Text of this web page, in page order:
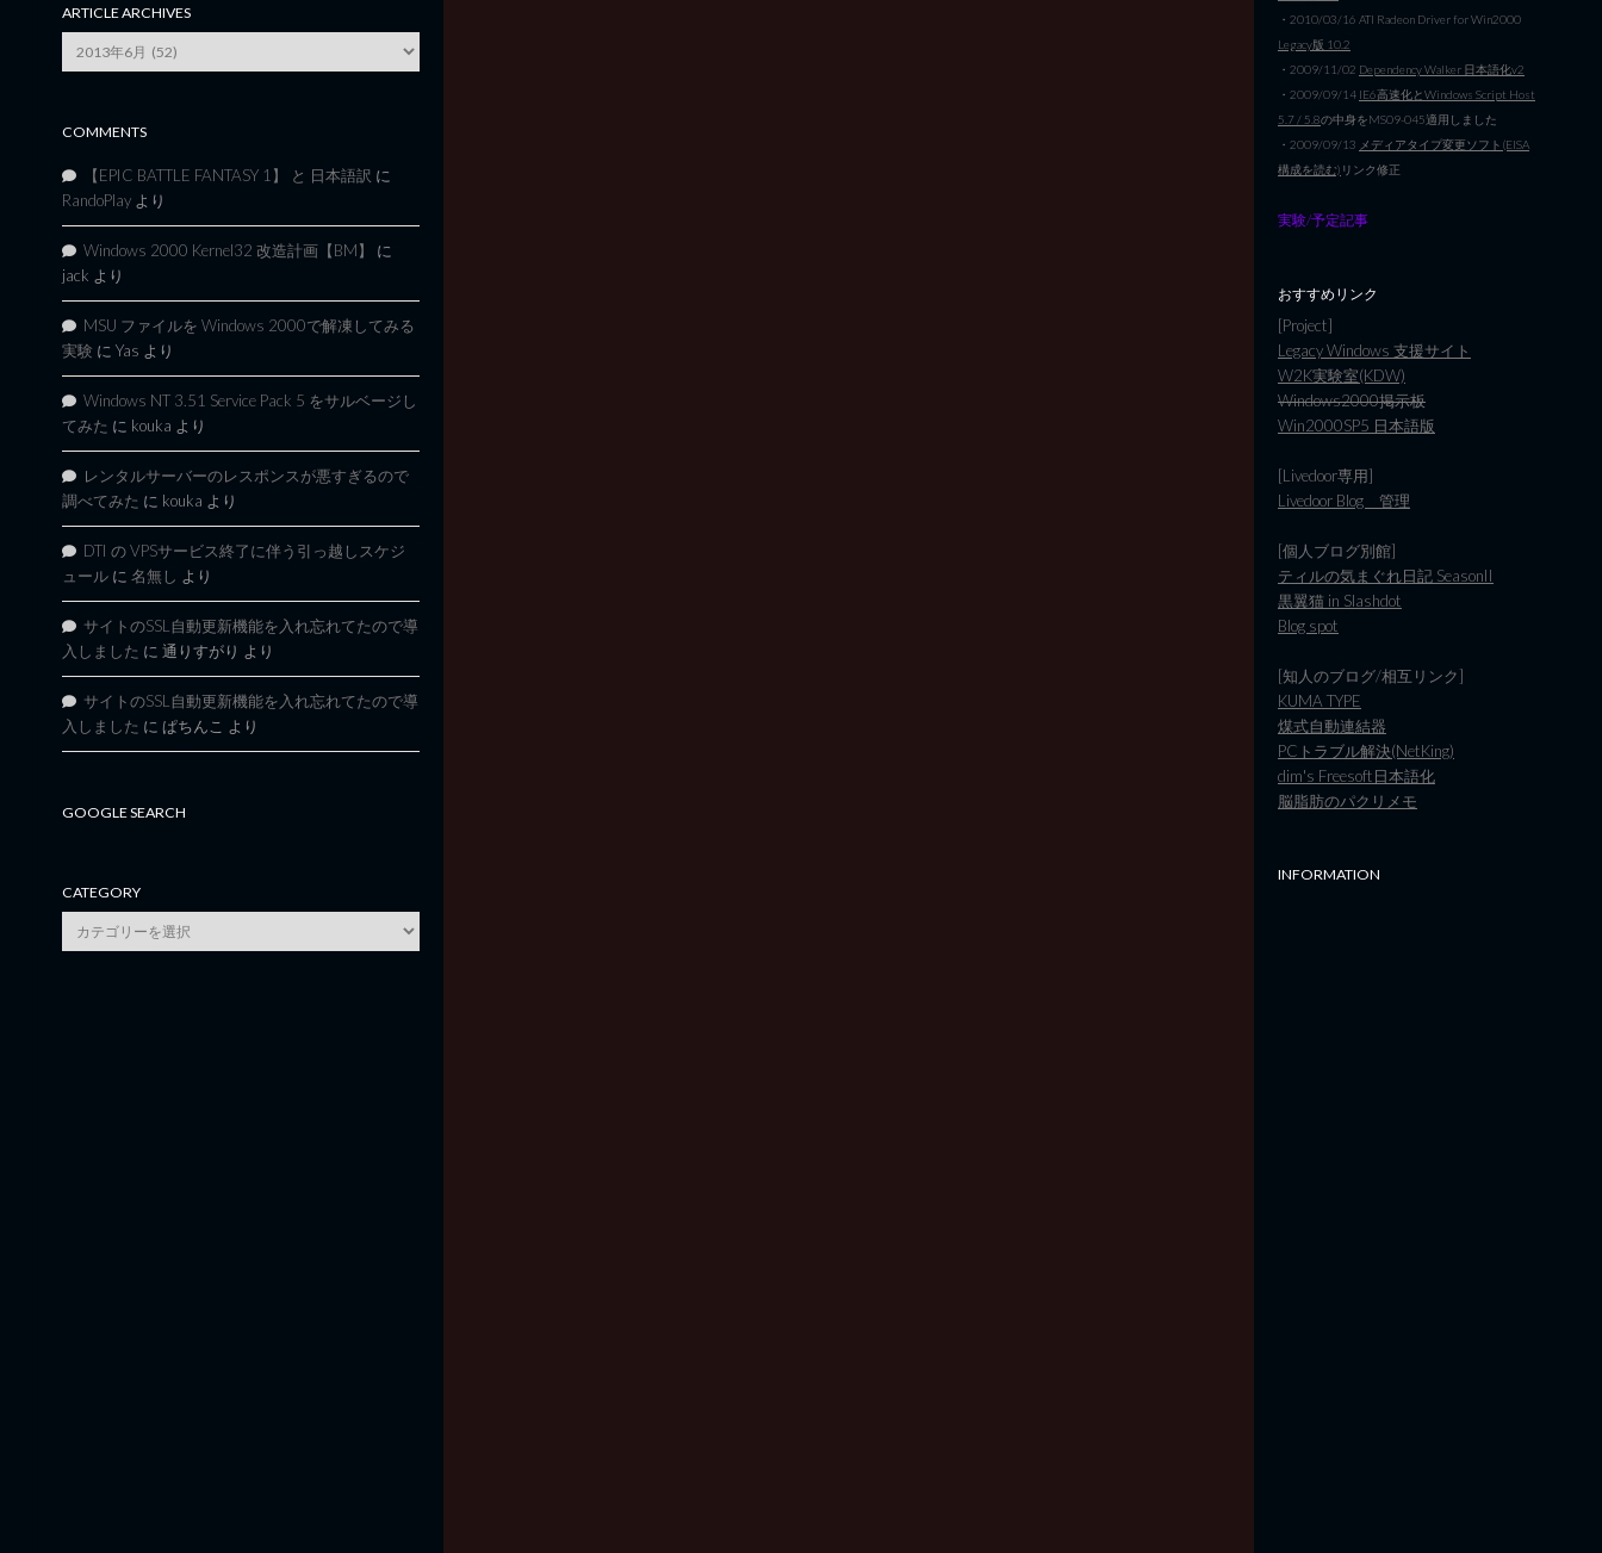
ARTICLE ARCHIVES
Archives
COMMENTS
【EPIC BATTLE FANTASY 1】 と 日本語訳 に
RandoPlay より
Windows 2000 Kernel32 改造計画【BM】
に
jack より
MSU ファイルを Windows 2000で解凍してみる
実験 に Yas より
Windows NT 3.51 Service Pack 5 をサルベージし
てみた に kouka より
レンタルサーバーのレスポンスが悪すぎるので
調べてみた に kouka より
DTI の VPSサービス終了に伴う引っ越しスケジ
ュール に 名無し より
サイトのSSL自動更新機能を入れ忘れてたので導
入しました に 通りすがり より
サイトのSSL自動更新機能を入れ忘れてたので導
入しました に ぱちんこ より
GOOGLE SEARCH
CATEGORY
category
・2010/03/16 ATI Radeon Driver for Win2000
Legacy版 10.2
・2009/11/02 Dependency Walker 日本語化v2
・2009/09/14 IE6高速化とWindows Script Host
5.7 / 5.8の中身をMS09-045適用しました
・2009/09/13 メディアタイプ変更ソフト(EISA
構成を読む) リンク修正
実験/予定記事
おすすめリンク
[Project]
Legacy Windows 支援サイト
W2K実験室(KDW)
Windows2000掲示板
Win2000SP5 日本語版
[Livedoor専用]
Livedoor Blog 管理
[個人ブログ別館]
ティルの気まぐれ日記 SeasonII
黒翼猫 in Slashdot
Blog spot
[知人のブログ/相互リンク]
KUMA TYPE
煤式自動連結器
PCトラブル解決(NetKing)
dim's Freesoft日本語化
脳脂肪のパクリメモ
INFORMATION